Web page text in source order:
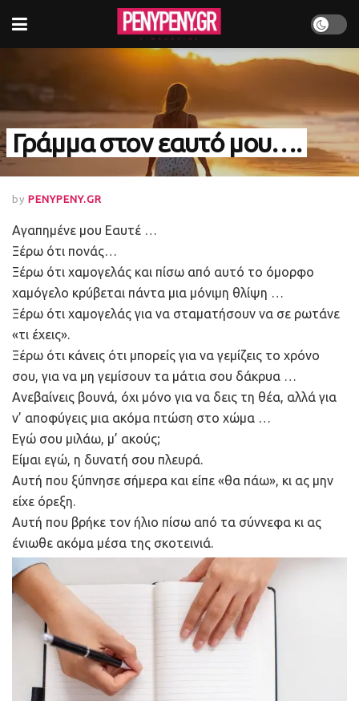
Γράμμα στον εαυτό μου….
by PENYPENY.GR
Αγαπημένε μου Εαυτέ …
Ξέρω ότι πονάς…
Ξέρω ότι χαμογελάς και πίσω από αυτό το όμορφο
χαμόγελο κρύβεται πάντα μια μόνιμη θλίψη …
Ξέρω ότι χαμογελάς για να σταματήσουν να σε ρωτάνε
«τι έχεις».
Ξέρω ότι κάνεις ότι μπορείς για να γεμίζεις το χρόνο
σου, για να μη γεμίσουν τα μάτια σου δάκρυα …
Ανεβαίνεις βουνά, όχι μόνο για να δεις τη θέα, αλλά για
ν’ αποφύγεις μια ακόμα πτώση στο χώμα …
Εγώ σου μιλάω, μ’ ακούς;
Είμαι εγώ, η δυνατή σου πλευρά.
Αυτή που ξύπνησε σήμερα και είπε «θα πάω», κι ας μην
είχε όρεξη.
Αυτή που βρήκε τον ήλιο πίσω από τα σύννεφα κι ας
ένιωθε ακόμα μέσα της σκοτεινιά.